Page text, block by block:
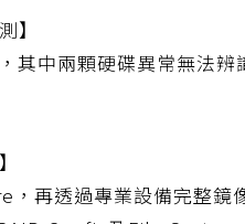
】
其中兩顆硬碟異常無法辨
再透過專業設備完整鏡